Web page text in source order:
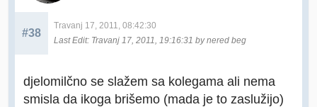
#38
Travanj 17, 2011, 08:42:30
Last Edit: Travanj 17, 2011, 19:16:31 by nered beg
djelomilčno se slažem sa kolegama ali nema
smisla da ikoga brišemo (mada je to zaslužijo)